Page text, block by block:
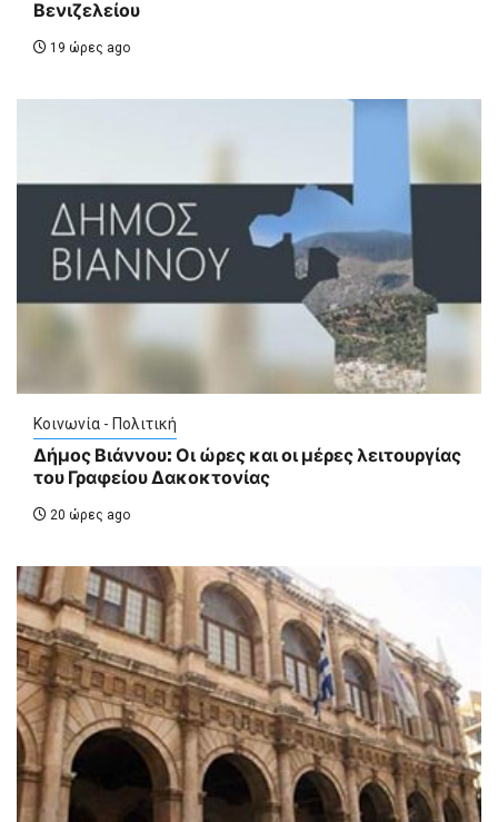
Βενιζελείου
19 ώρες ago
Κοινωνία - Πολιτική
Δήμος Βιάννου: Οι ώρες και οι μέρες λειτουργίας
του Γραφείου Δακοκτονίας
20 ώρες ago